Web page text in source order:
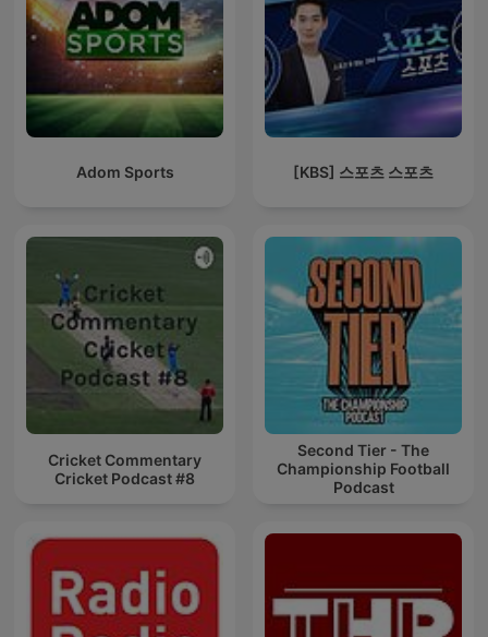
Adom Sports [KBS] 스포츠 스포츠
Cricket Commentary
Cricket Podcast #8
Second Tier - The
Championship Football
Podcast